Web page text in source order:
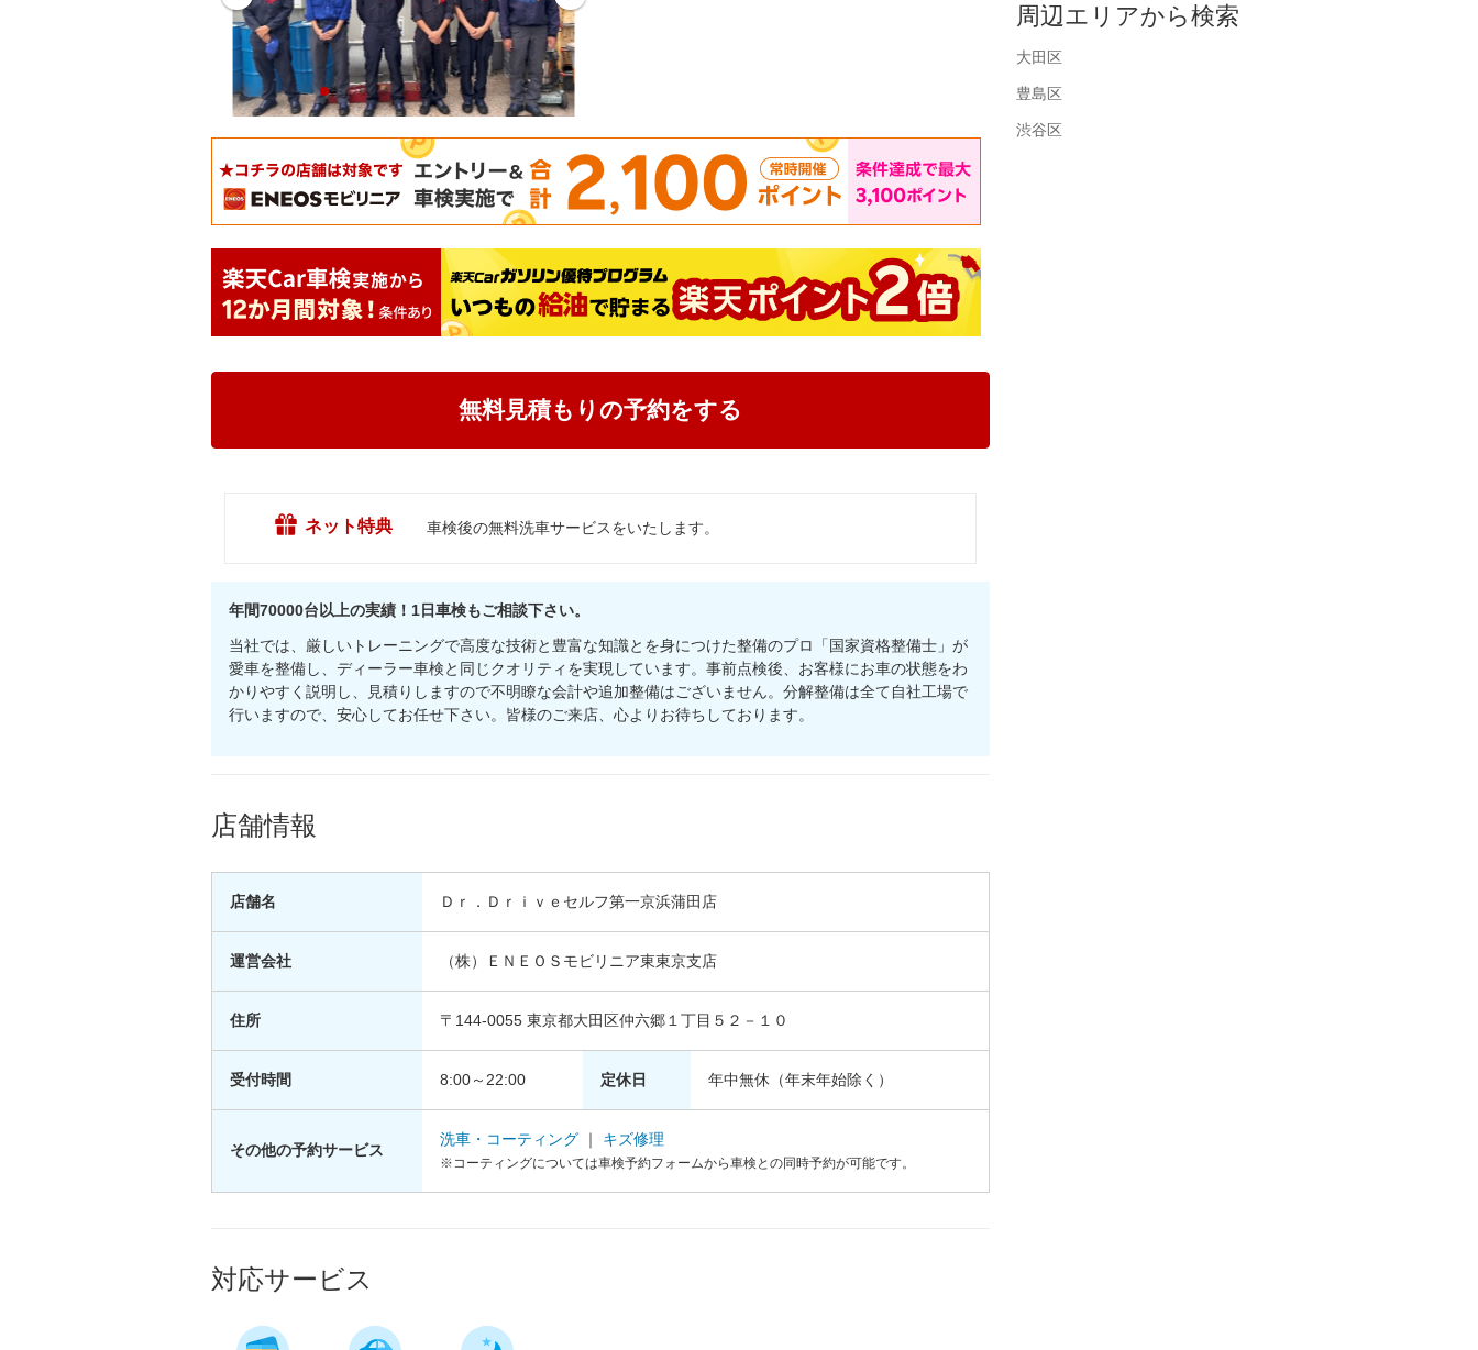
周辺エリアから検索
大田区
豊島区
渋谷区
無料見積もりの予約をする
ネット特典 車検後の無料洗車サービスをいたします。
年間70000台以上の実績！1日車検もご相談下さい。
当社では、厳しいトレーニングで高度な技術と豊富な知識とを身につけた整備のプロ「国家資格整備士」が
愛車を整備し、ディーラー車検と同じクオリティを実現しています。事前点検後、お客様にお車の状態をわ
かりやすく説明し、見積りしますので不明瞭な会計や追加整備はございません。分解整備は全て自社工場で
行いますので、安心してお任せ下さい。皆様のご来店、心よりお待ちしております。
店舗情報
店舗名 Ｄｒ．Ｄｒｉｖｅセルフ第一京浜蒲田店
運営会社 （株）ＥＮＥＯＳモビリニア東東京支店
住所 〒144-0055 東京都大田区仲六郷１丁目５２－１０
受付時間 8:00～22:00 定休日 年中無休（年末年始除く）
その他の予約サービス
洗車・コーティング ｜ キズ修理
※コーティングについては車検予約フォームから車検との同時予約が可能です。
対応サービス